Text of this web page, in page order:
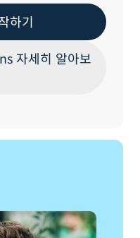
하기
자세히 알아보